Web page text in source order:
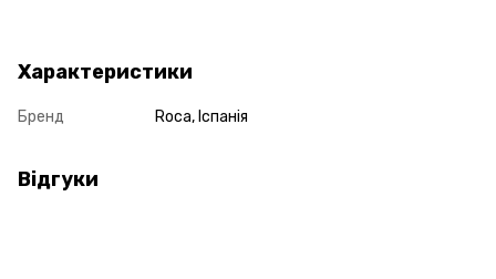
Характеристики
Бренд Roca, Іспанія
Відгуки